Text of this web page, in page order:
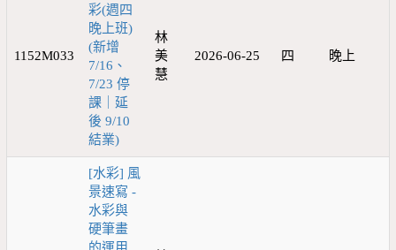
1152M033
彩(週四
晚上班)
(新增
7/16、
7/23 停
課｜延
後 9/10
結業)
林
美
慧
2026-06-25 四 晚上
[水彩] 風
景速寫 -
水彩與
硬筆畫